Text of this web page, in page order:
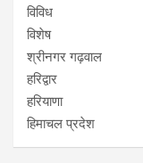
विविध
विशेष
श्रीनगर गढ़वाल
हरिद्वार
हरियाणा
हिमाचल प्रदेश